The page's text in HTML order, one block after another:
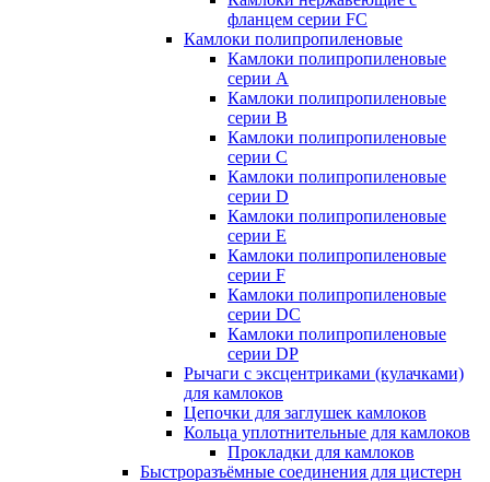
фланцем серии FC
Камлоки полипропиленовые
Камлоки полипропиленовые
серии А
Камлоки полипропиленовые
серии B
Камлоки полипропиленовые
серии C
Камлоки полипропиленовые
серии D
Камлоки полипропиленовые
серии Е
Камлоки полипропиленовые
серии F
Камлоки полипропиленовые
серии DC
Камлоки полипропиленовые
серии DP
Рычаги с эксцентриками (кулачками)
для камлоков
Цепочки для заглушек камлоков
Кольца уплотнительные для камлоков
Прокладки для камлоков
Быстроразъёмные соединения для цистерн